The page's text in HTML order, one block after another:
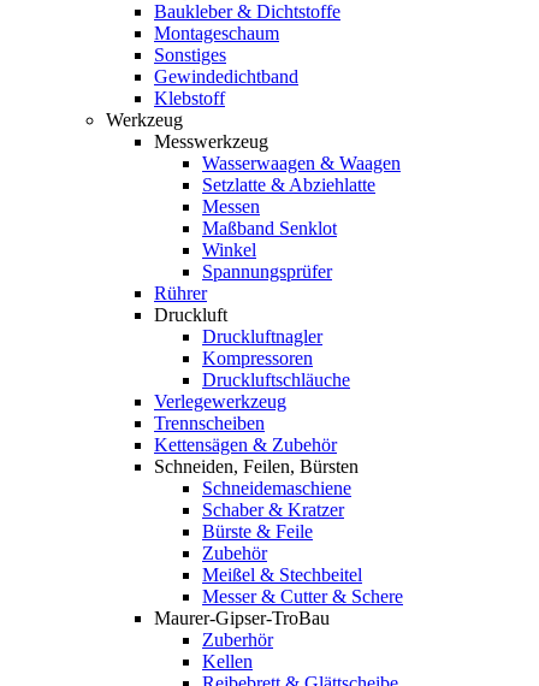
Baukleber & Dichtstoffe
Montageschaum
Sonstiges
Gewindedichtband
Klebstoff
Werkzeug
Messwerkzeug
Wasserwaagen & Waagen
Setzlatte & Abziehlatte
Messen
Maßband Senklot
Winkel
Spannungsprüfer
Rührer
Druckluft
Druckluftnagler
Kompressoren
Druckluftschläuche
Verlegewerkzeug
Trennscheiben
Kettensägen & Zubehör
Schneiden, Feilen, Bürsten
Schneidemaschiene
Schaber & Kratzer
Bürste & Feile
Zubehör
Meißel & Stechbeitel
Messer & Cutter & Schere
Maurer-Gipser-TroBau
Zuberhör
Kellen